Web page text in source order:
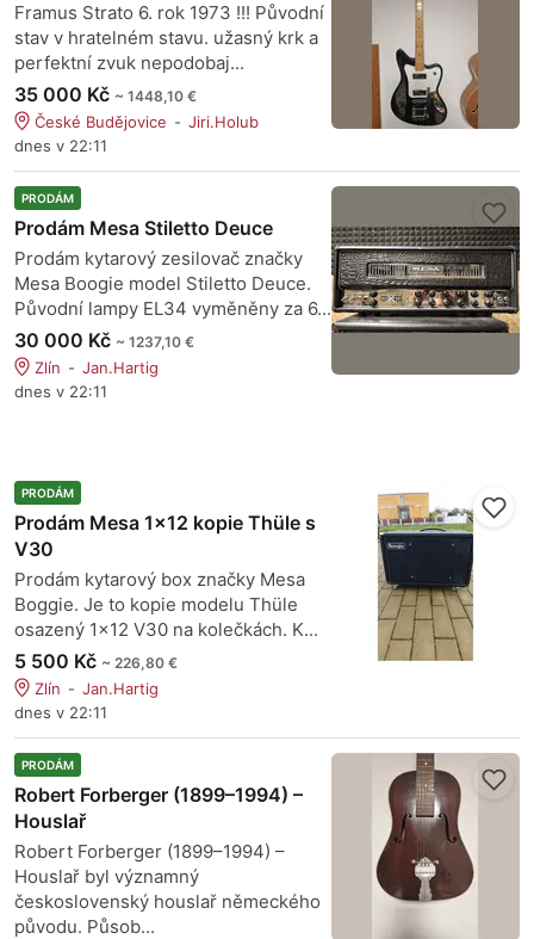
Framus Strato 6. rok 1973 !!! Původní
stav v hratelném stavu. užasný krk a
perfektní zvuk nepodobaj...
35 000 Kč ~ 1448,10 €
České Budějovice
Jiri.Holub
dnes v 22:11
PRODÁM
Prodám Mesa Stiletto Deuce
Prodám kytarový zesilovač značky
Mesa Boogie model Stiletto Deuce.
Původní lampy EL34 vyměněny za 6...
30 000 Kč ~ 1237,10 €
Zlín
Jan.Hartig
dnes v 22:11
PRODÁM
Prodám Mesa 1x12 kopie Thüle s
V30
Prodám kytarový box značky Mesa
Boggie. Je to kopie modelu Thüle
osazený 1x12 V30 na kolečkách. K...
5 500 Kč ~ 226,80 €
Zlín
Jan.Hartig
dnes v 22:11
PRODÁM
Robert Forberger (1899–1994) –
Houslař
Robert Forberger (1899–1994) –
Houslař byl významný
československý houslař německého
původu. Působ...